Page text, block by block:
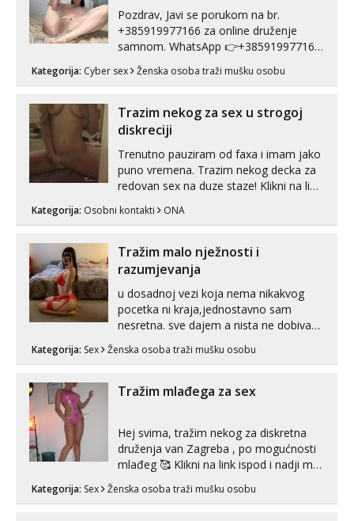
Pozdrav, Javi se porukom na br.
+385919977166 za online druženje
samnom. WhatsApp 👉+385919977166
Telegram 👉@enafriedrichkis Radim
videopozive s licem, solo i s partnerom,
kombinacije halteri, haljine, štikle,
samostojeće itd. Nudim svakakva videa
seksa, puš...
Kategorija: Cyber sex Ženska osoba traži mušku osobu
Trazim nekog za sex u strogoj
diskreciji
Trenutno pauziram od faxa i imam jako
puno vremena. Trazim nekog decka za
redovan sex na duze staze! Klikni na link
Kategorija: Osobni kontakti ONA
Tražim malo nježnosti i
razumjevanja
u dosadnoj vezi koja nema nikakvog
pocetka ni kraja,jednostavno sam
nesretna. sve dajem a nista ne dobivam
zadovoljiti moje potrebe,ne trazim puno
volim njezan seks i njezne poljupce po
tijelu koji me jako pale,obozavam kad
Kategorija: Sex Ženska osoba traži mušku osobu
Tražim mlađega za sex
Hej svima, tražim nekog za diskretna
druženja van Zagreba , po mogućnosti
mlađeg 🥰 Klikni na link ispod i nadji me
Kategorija: Sex Ženska osoba traži mušku osobu